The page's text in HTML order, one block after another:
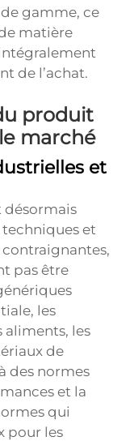
gamme, ce
matière
de l’achat.
produit
marché
et
désormais
et
pas être
les
aliments, les
de
des normes
et la
qui
pour les